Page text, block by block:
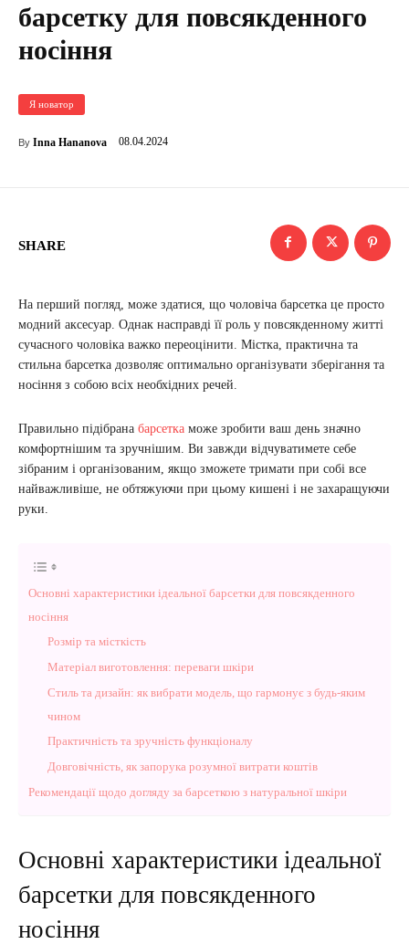
барсетку для повсякденного
носіння
Я новатор
By Inna Hananova 08.04.2024
SHARE
На перший погляд, може здатися, що чоловіча барсетка це просто
модний аксесуар. Однак насправді її роль у повсякденному житті
сучасного чоловіка важко переоцінити. Містка, практична та
стильна барсетка дозволяє оптимально організувати зберігання та
носіння з собою всіх необхідних речей.
Правильно підібрана барсетка може зробити ваш день значно
комфортнішим та зручнішим. Ви завжди відчуватимете себе
зібраним і організованим, якщо зможете тримати при собі все
найважливіше, не обтяжуючи при цьому кишені і не захаращуючи
руки.
Основні характеристики ідеальної барсетки для повсякденного
носіння
Розмір та місткість
Матеріал виготовлення: переваги шкіри
Стиль та дизайн: як вибрати модель, що гармонує з будь-яким
чином
Практичність та зручність функціоналу
Довговічність, як запорука розумної витрати коштів
Рекомендації щодо догляду за барсеткою з натуральної шкіри
Основні характеристики ідеальної
барсетки для повсякденного
носіння